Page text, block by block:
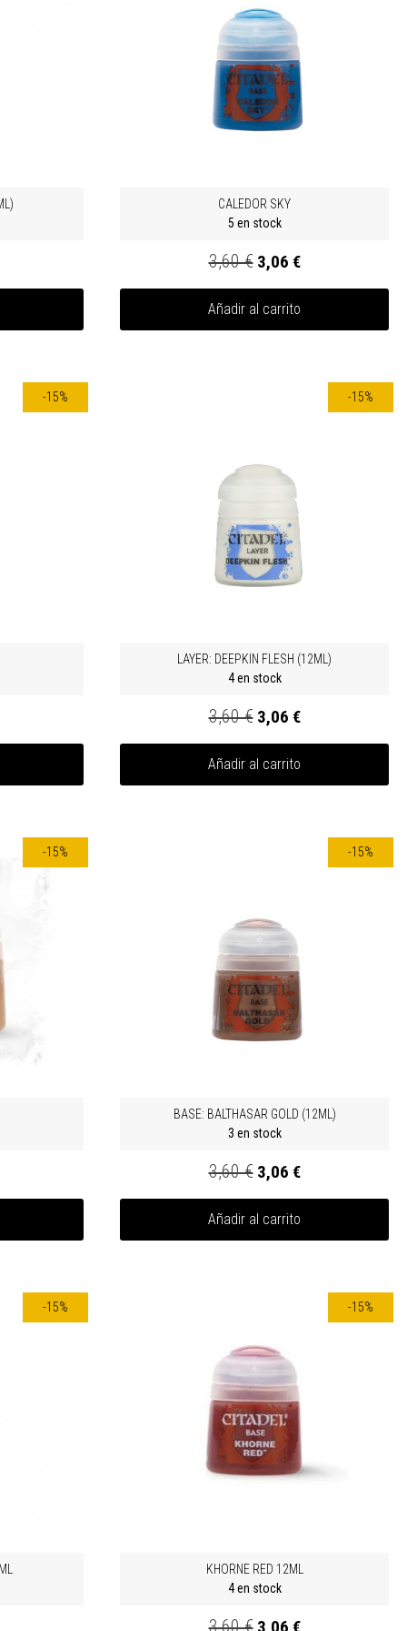
CALEDOR SKY
5 en stock
3,60 € 3,06 €
Añadir al carrito
-15% -15%
LAYER: DEEPKIN FLESH (12ML)
4 en stock
3,60 € 3,06 €
Añadir al carrito
-15% -15%
BASE: BALTHASAR GOLD (12ML)
3 en stock
3,60 € 3,06 €
Añadir al carrito
-15% -15%
KHORNE RED 12ML
4 en stock
3,60 € 3,06 €